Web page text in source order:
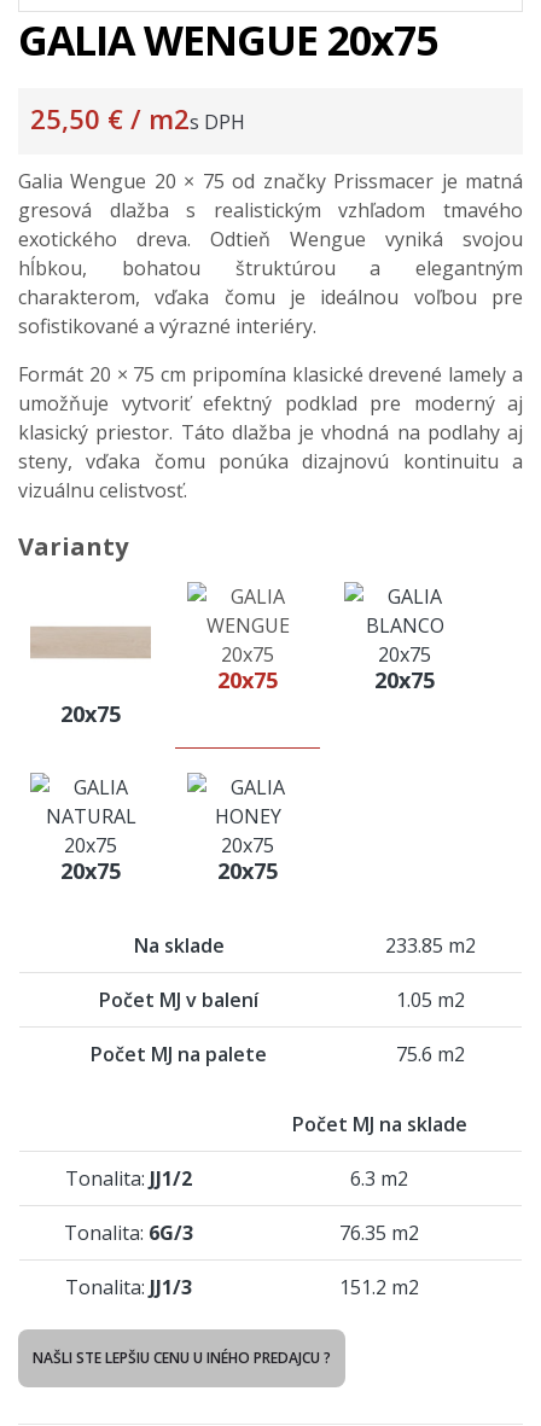
GALIA WENGUE 20x75
25,50 € / m2s DPH
Galia Wengue 20 × 75 od značky Prissmacer je matná
gresová dlažba s realistickým vzhľadom tmavého
exotického dreva. Odtieň Wengue vyniká svojou
hĺbkou, bohatou štruktúrou a elegantným
charakterom, vďaka čomu je ideálnou voľbou pre
sofistikované a výrazné interiéry.
Formát 20 × 75 cm pripomína klasické drevené lamely a
umožňuje vytvoriť efektný podklad pre moderný aj
klasický priestor. Táto dlažba je vhodná na podlahy aj
steny, vďaka čomu ponúka dizajnovú kontinuitu a
vizuálnu celistvosť.
Varianty
20x75
20x75 20x75
20x75 20x75
Na sklade 233.85 m2
Počet MJ v balení 1.05 m2
Počet MJ na palete 75.6 m2
Počet MJ na sklade
Tonalita: JJ1/2 6.3 m2
Tonalita: 6G/3 76.35 m2
Tonalita: JJ1/3 151.2 m2
NAŠLI STE LEPŠIU CENU U INÉHO PREDAJCU ?